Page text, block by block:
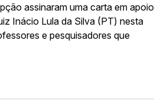
assinaram uma carta em apoio
Inácio Lula da Silva (PT) nesta
e pesquisadores que